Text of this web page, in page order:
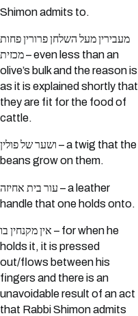
Shimon admits to.
מעבירין מעל השלחן פרורין פחות
מכזית – even less than an
olive’s bulk and the reason is
as it is explained shortly that
they are fit for the food of
cattle.
ושער של פולין – a twig that the
beans grow on them.
עור בית אחיזה – a leather
handle that one holds onto.
אין מקנחין בו – for when he
holds it, it is pressed
out/flows between his
fingers and there is an
unavoidable result of an act
that Rabbi Shimon admits